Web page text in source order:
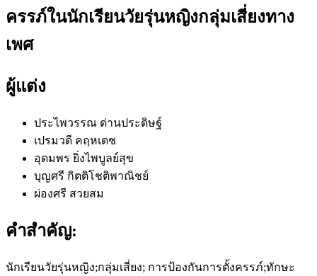
ครรภ์ในนักเรียนวัยรุ่นหญิงกลุ่มเสี่ยงทาง
เพศ
ผู้แต่ง
ประไพวรรณ ด่านประดิษฐ์
เปรมวดี คฤหเดช
อุดมพร ยิ่งไพบูลย์สุข
บุญศรี กิตติโชติพาณิชย์
ผ่องศรี สวยสม
คำสำคัญ:
นักเรียนวัยรุ่นหญิง;กลุ่มเสี่ยง; การป้องกันการตั้งครรภ์;ทักษะ